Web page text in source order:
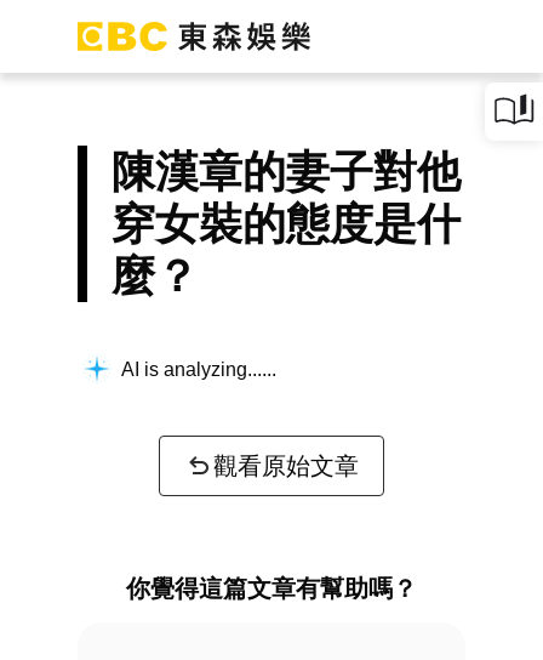
陳漢章的妻子對他
穿女裝的態度是什
麼？
AI is analyzing...
觀看原始文章
你覺得這篇文章有幫助嗎？